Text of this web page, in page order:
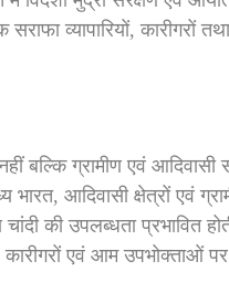
व्यापारियों, कारीगरों
बल्कि ग्रामीण एवं
आदिवासी क्षेत्रों एवं
की उपलब्धता प्रभावित
कारीगरों एवं आम उपभोक्ताओं